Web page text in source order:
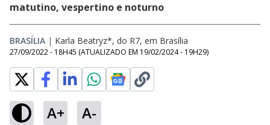
matutino, vespertino e noturno
BRASÍLIA | Karla Beatryz*, do R7, em Brasília
27/09/2022 - 18H45 (ATUALIZADO EM 19/02/2024 - 19H29)
A+ A-